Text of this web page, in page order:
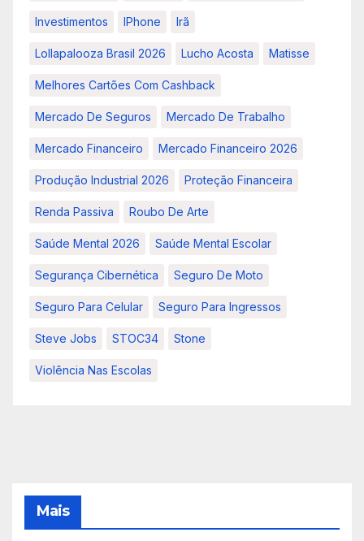
Investimentos IPhone Irã
Lollapalooza Brasil 2026 Lucho Acosta Matisse
Melhores Cartões Com Cashback
Mercado De Seguros Mercado De Trabalho
Mercado Financeiro Mercado Financeiro 2026
Produção Industrial 2026 Proteção Financeira
Renda Passiva Roubo De Arte
Saúde Mental 2026 Saúde Mental Escolar
Segurança Cibernética Seguro De Moto
Seguro Para Celular Seguro Para Ingressos
Steve Jobs STOC34 Stone
Violência Nas Escolas
Mais